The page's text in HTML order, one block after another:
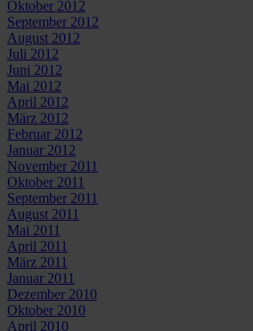
Oktober 2012
September 2012
August 2012
Juli 2012
Juni 2012
Mai 2012
April 2012
März 2012
Februar 2012
Januar 2012
November 2011
Oktober 2011
September 2011
August 2011
Mai 2011
April 2011
März 2011
Januar 2011
Dezember 2010
Oktober 2010
April 2010